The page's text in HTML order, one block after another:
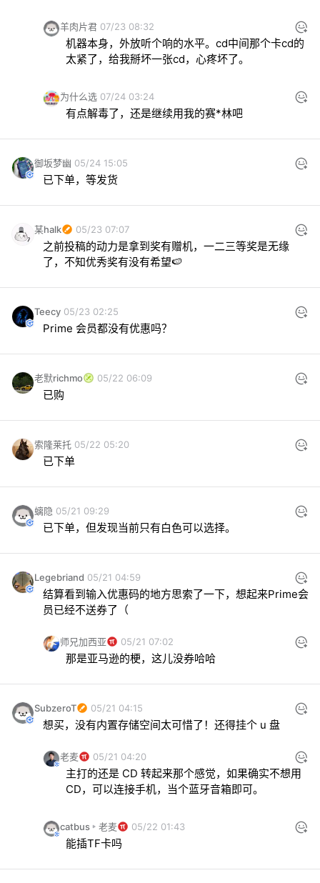
羊肉片君 07/23 08:32
机器本身，外放听个响的水平。cd中间那个卡cd的
太紧了，给我掰坏一张cd，心疼坏了。
为什么选 07/24 03:24
有点解毒了，还是继续用我的赛*林吧
御坂梦幽 05/24 15:05
已下单，等发货
某halk 05/23 07:07
之前投稿的动力是拿到奖有赠机，一二三等奖是无缘
了，不知优秀奖有没有希望🍉
Teecy 05/23 02:25
Prime 会员都没有优惠吗？
老默richmo 05/22 06:09
已购
索隆莱托 05/22 05:20
已下单
螭隐 05/21 09:29
已下单，但发现当前只有白色可以选择。
Legebriand 05/21 04:59
结算看到输入优惠码的地方思索了一下，想起来Prime会
员已经不送券了（
师兄加西亚 05/21 07:02
那是亚马逊的梗，这儿没券哈哈
SubzeroT 05/21 04:15
想买，没有内置存储空间太可惜了！还得挂个 u 盘
老麦 05/21 04:20
主打的还是 CD 转起来那个感觉，如果确实不想用
CD，可以连接手机，当个蓝牙音箱即可。
catbus 老麦 05/22 01:43
能插TF卡吗